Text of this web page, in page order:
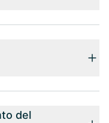
del